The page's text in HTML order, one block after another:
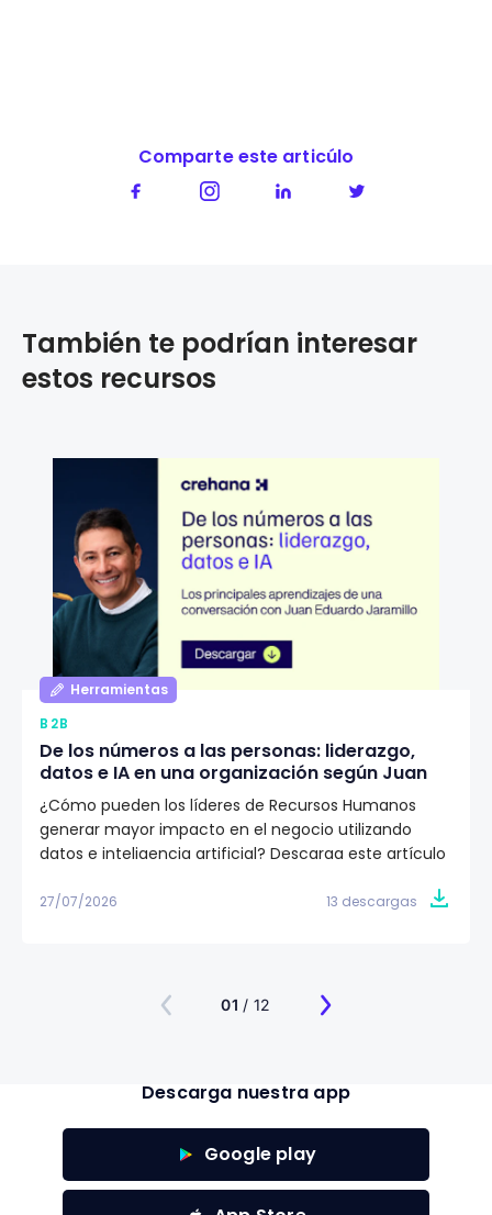
Comparte este articúlo
También te podrían interesar
estos recursos
Herramientas
B2B
De los números a las personas: liderazgo,
datos e IA en una organización según Juan
Eduardo Jaramillo
¿Cómo pueden los líderes de Recursos Humanos
generar mayor impacto en el negocio utilizando
datos e inteligencia artificial? Descarga este artículo
VP de Talento Humano en Emtelco, sobre el papel del
27/07/2026 13 descargas
01 / 12
Descarga nuestra app
Google play